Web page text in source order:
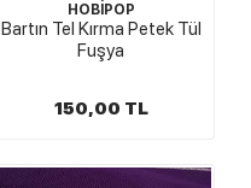
HOBİPOP
Bartın Tel Kırma Petek Tül
Fuşya
150,00 TL